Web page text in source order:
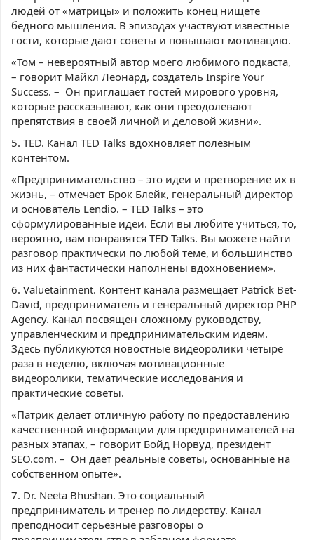
людей от «матрицы» и положить конец нищете
бедного мышления. В эпизодах участвуют известные
гости, которые дают советы и повышают мотивацию.
«Том – невероятный автор моего любимого подкаста,
– говорит Майкл Леонард, создатель Inspire Your
Success. – Он приглашает гостей мирового уровня,
которые рассказывают, как они преодолевают
препятствия в своей личной и деловой жизни».
5. TED. Канал TED Talks вдохновляет полезным
контентом.
«Предпринимательство – это идеи и претворение их в
жизнь, – отмечает Брок Блейк, генеральный директор
и основатель Lendio. – TED Talks – это
сформулированные идеи. Если вы любите учиться, то,
вероятно, вам понравятся TED Talks. Вы можете найти
разговор практически по любой теме, и большинство
из них фантастически наполнены вдохновением».
6. Valuetainment. Контент канала размещает Patrick Bet-
David, предприниматель и генеральный директор PHP
Agency. Канал посвящен сложному руководству,
управленческим и предпринимательским идеям.
Здесь публикуются новостные видеоролики четыре
раза в неделю, включая мотивационные
видеоролики, тематические исследования и
практические советы.
«Патрик делает отличную работу по предоставлению
качественной информации для предпринимателей на
разных этапах, – говорит Бойд Норвуд, президент
SEO.com. – Он дает реальные советы, основанные на
собственном опыте».
7. Dr. Neeta Bhushan. Это социальный
предприниматель и тренер по лидерству. Канал
преподносит серьезные разговоры о